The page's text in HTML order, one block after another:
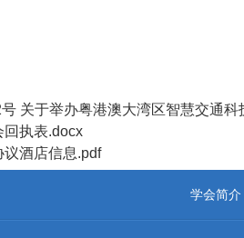
关于举办粤港澳大湾区智慧交通
回执表.docx
议酒店信息.pdf
学会简介